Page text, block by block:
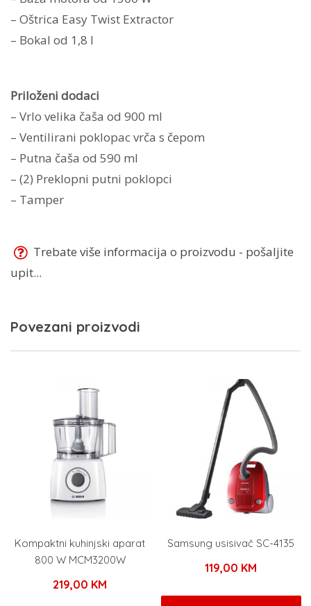
– Oštrica Easy Twist Extractor
– Bokal od 1,8 l
Priloženi dodaci
– Vrlo velika čaša od 900 ml
– Ventilirani poklopac vrča s čepom
– Putna čaša od 590 ml
– (2) Preklopni putni poklopci
– Tamper
Trebate više informacija o proizvodu - pošaljite
upit...
Povezani proizvodi
Kompaktni kuhinjski aparat
800 W MCM3200W
219,00 KM
Samsung usisivač SC-4135
119,00 KM